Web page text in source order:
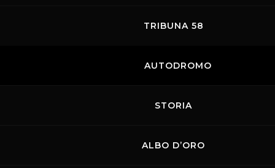
TRIBUNA 58
AUTODROMO
STORIA
ALBO D’ORO